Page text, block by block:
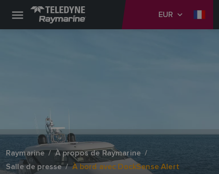
EUR
Raymarine
À propos de Raymarine
Salle de presse
À bord avec DockSense Alert